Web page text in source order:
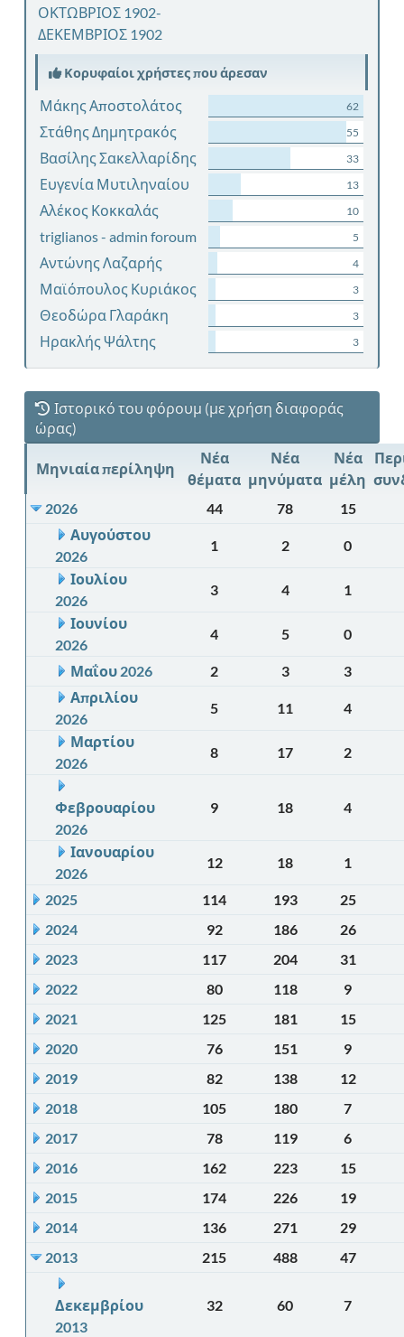
ΟΚΤΩΒΡΙΟΣ 1902-
ΔΕΚΕΜΒΡΙΟΣ 1902
Κορυφαίοι χρήστες που άρεσαν
Μάκης Αποστολάτος 62
Στάθης Δημητρακός 55
Βασίλης Σακελλαρίδης 33
Ευγενία Μυτιληναίου 13
Αλέκος Κοκκαλάς 10
triglianos - admin foroum 5
Αντώνης Λαζαρής 4
Μαϊόπουλος Κυριάκος 3
Θεοδώρα Γλαράκη 3
Ηρακλής Ψάλτης 3
Ιστορικό του φόρουμ (με χρήση διαφοράς
ώρας)
Μηνιαία περίληψη
Νέα
θέματα
Νέα
μηνύματα
Νέα
μέλη
2026
44 78
15
Αυγούστου
2026
1 2
0
Ιουλίου
2026
3 4
1
Ιουνίου
2026
4 5 0
Μαΐου 2026 2 3
3
Απριλίου
2026
5 11
4
Μαρτίου
2026
8 17 2
Φεβρουαρίου
2026
9 18 4
Ιανουαρίου
2026
12 18 1
2025 114 193
25
2024
92 186
26
2023
117 204
31
2022
80 118
9
2021
125 181
15
2020
76 151
9
2019
82 138
12
2018
105 180
7
2017
78 119
6
2016
162 223
15
2015
174 226
19
2014
136 271
29
2013
215 488 47
Δεκεμβρίου
2013
32 60 7